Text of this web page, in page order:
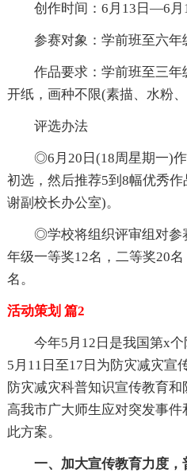
创作时间：6月13日—6月
参赛对象：学前班至六年
作品要求：学前班至三
开纸，画种不限(素描、水粉
评选办法
◎6月20日(18周星期一)
初选，然后推荐5到8幅优秀
谢副校长办公室)。
◎学校将组织评审组对参
年级一等奖12名，二等奖20
名。
活动策划 篇2
今年5月12日是我国第x个
5月11日至17日为防灾减灾宣
防灾减灾科普知识宣传教育
高我市广大师生应对突发事
此方案。
一、加大宣传教育力度